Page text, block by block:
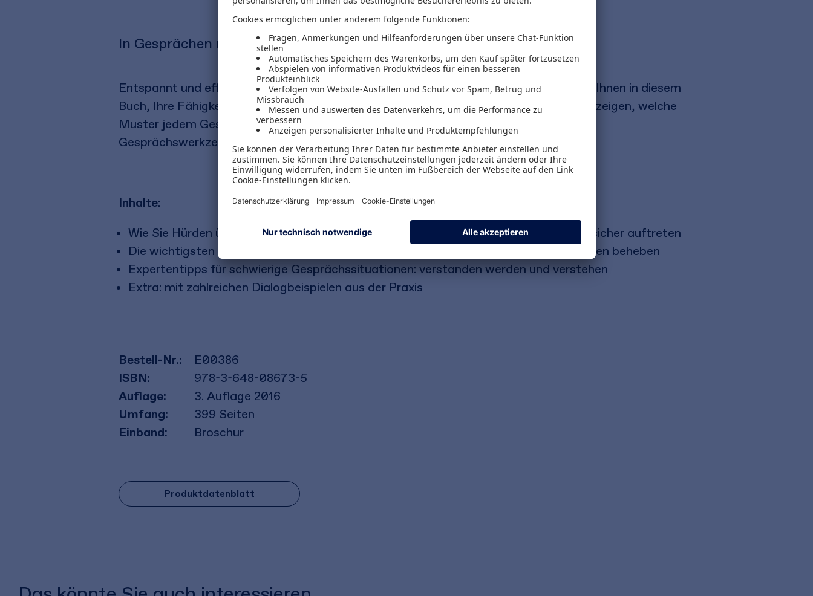
In Gesprächen mehr erreichen
Entspannt und effizient kommunizieren! Die Autoren sind erfahrene Trainer und helfen Ihnen in diesem
Buch, Ihre Fähigkeiten zur Kommunikation (wieder) zu entdecken und auszubauen. Sie zeigen, welche
Muster jedem Gespräch zugrunde liegen und stellen Ihnen eine Basisausrüstung an
Gesprächswerkzeugen zur Verfügung.
Inhalte:
Wie Sie Hürden überwinden, Gespräche gezielt steuern und in Gruppendiskussionen sicher auftreten
Die wichtigsten Kommunikationsregeln: Gesprächsfallen vermeiden, Gesprächspannen beheben
Expertentipps für schwierige Gesprächssituationen: verstanden werden und verstehen
Extra: mit zahlreichen Dialogbeispielen aus der Praxis
Bestell-Nr.:
E00386
ISBN:
978-3-648-08673-5
Auflage:
3. Auflage 2016
Umfang:
399 Seiten
Einband:
Broschur
Produktdatenblatt